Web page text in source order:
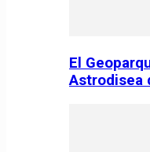
El
Astrodisea